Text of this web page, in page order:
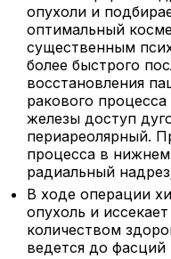
опухоли и
оптимальный
существенным
более быстрого
восстановления
ракового
железы доступ
периареолярный.
процесса в
радиальный
В ходе операции
опухоль и
количеством
ведется до